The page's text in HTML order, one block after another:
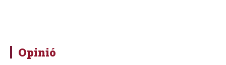
Opinió